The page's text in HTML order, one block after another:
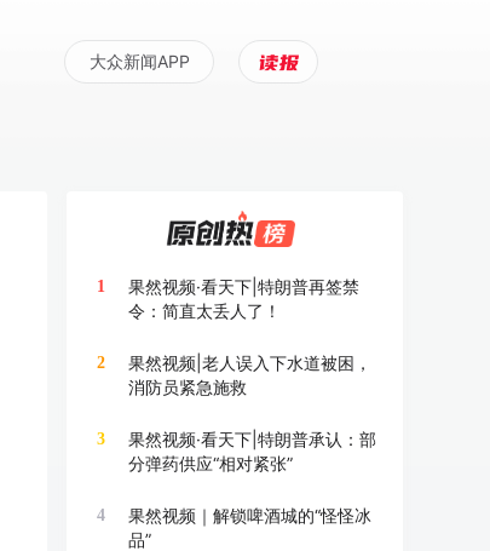
大众新闻APP
1
果然视频·看天下|特朗普再签禁
令：简直太丢人了！
2
果然视频|老人误入下水道被困，
消防员紧急施救
3
果然视频·看天下|特朗普承认：部
分弹药供应“相对紧张”
4
果然视频｜解锁啤酒城的“怪怪冰
品”